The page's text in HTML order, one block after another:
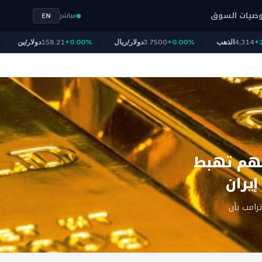
السوق مباشر EN
دولار/158.21+0.00% دولار/ريال3.7500+0.00% 4,314 +2.04%
تهبط
بأن